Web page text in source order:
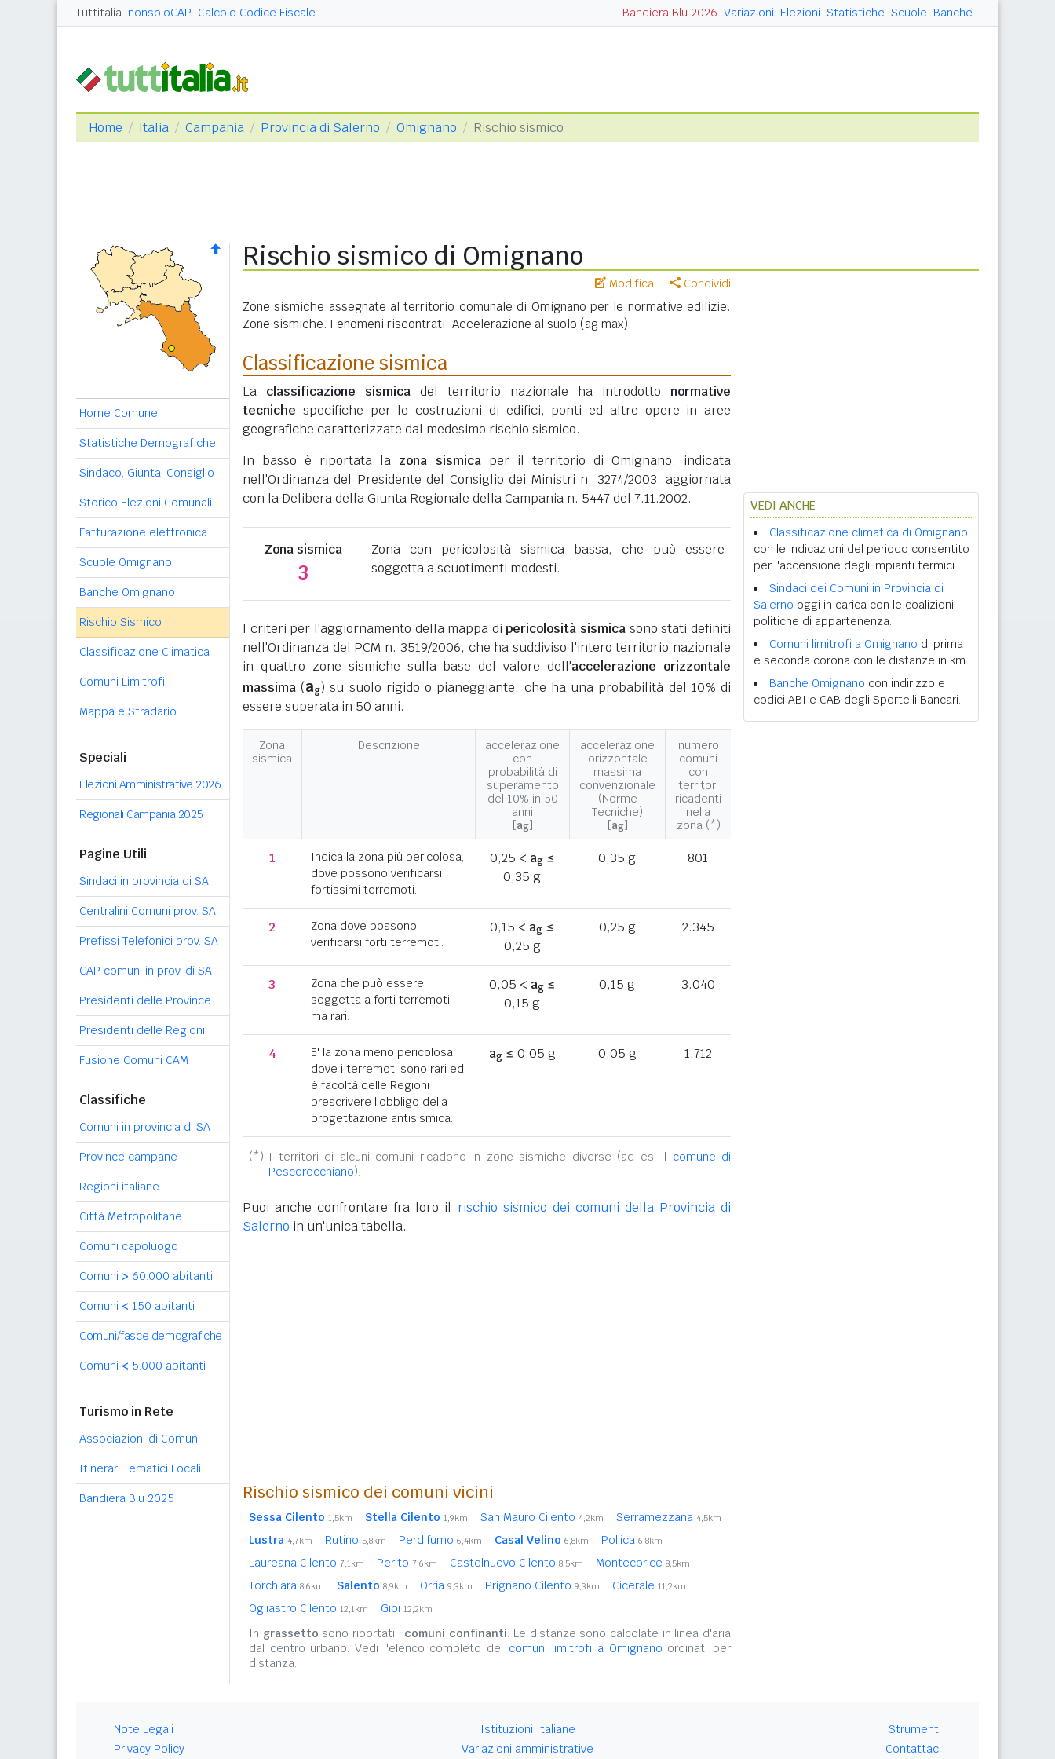
Tuttitalia nonsoloCAP Calcolo Codice Fiscale Bandiera Blu 2026 Variazioni Elezioni Statistiche Scuole Banche
Home Italia Campania Provincia di Salerno Omignano Rischio sismico
Home Comune
Statistiche Demografiche
Sindaco, Giunta, Consiglio
Storico Elezioni Comunali
Fatturazione elettronica
Scuole Omignano
Banche Omignano
Rischio Sismico
Classificazione Climatica
Comuni Limitrofi
Mappa e Stradario
Speciali
Elezioni Amministrative 2026
Regionali Campania 2025
Pagine Utili
Sindaci in provincia di SA
Centralini Comuni prov. SA
Prefissi Telefonici prov. SA
CAP comuni in prov. di SA
Presidenti delle Province
Presidenti delle Regioni
Fusione Comuni CAM
Classifiche
Comuni in provincia di SA
Province campane
Regioni italiane
Città Metropolitane
Comuni capoluogo
Comuni > 60.000 abitanti
Comuni < 150 abitanti
Comuni/fasce demografiche
Comuni < 5.000 abitanti
Turismo in Rete
Associazioni di Comuni
Itinerari Tematici Locali
Bandiera Blu 2025
Rischio sismico di Omignano
Modifica Condividi
Zone sismiche assegnate al territorio comunale di Omignano per le normative edilizie.
Zone sismiche. Fenomeni riscontrati. Accelerazione al suolo (ag max).
Classificazione sismica
La classificazione sismica del territorio nazionale ha introdotto normative
tecniche specifiche per le costruzioni di edifici, ponti ed altre opere in aree
geografiche caratterizzate dal medesimo rischio sismico.
In basso è riportata la zona sismicaper il territorio di Omignano, indicata
nell'Ordinanza del Presidente del Consiglio dei Ministri n. 3274/2003, aggiornata
con la Delibera della Giunta Regionale della Campania n. 5447 del 7.11.2002.
Zona sismica
3
Zona con pericolosità sismica bassa, che può essere
soggetta a scuotimenti modesti.
I criteri per l'aggiornamento della mappa dipericolosità sismica sono stati definiti
nell'Ordinanza del PCM n. 3519/2006, che ha suddiviso l'intero territorio nazionale
in quattro zone sismiche sulla base del valore dell'accelerazione orizzontale
massima (ag) su suolo rigido o pianeggiante, che ha una probabilità del 10% di
essere superata in 50 anni.
Zona
sismica
Descrizione
accelerazione
con
probabilità di
superamento
del 10% in 50
anni
[ag]
accelerazione
orizzontale
massima
convenzionale
(Norme
Tecniche)
[ag]
numero
comuni
con
territori
ricadenti
nella
zona (*)
1
Indica la zona più pericolosa,
dove possono verificarsi
fortissimi terremoti.
0,25 < ag≤
0,35 g
0,35 g 801
2
Zona dove possono
verificarsi forti terremoti.
0,15 < ag ≤
0,25 g
0,25 g 2.345
3
Zona che può essere
soggetta a forti terremoti
ma rari.
0,05 < ag≤
0,15 g
0,15 g 3.040
4
E' la zona meno pericolosa,
dove i terremoti sono rari ed
è facoltà delle Regioni
prescrivere l’obbligo della
progettazione antisismica.
ag≤ 0,05 g 0,05 g 1.712
(*): I territori di alcuni comuni ricadono in zone sismiche diverse (ad es. il comune di
Pescorocchiano).
Puoi anche confrontare fra loro il rischio sismico dei comuni della Provincia di
Salerno in un'unica tabella.
Rischio sismico dei comuni vicini
Sessa Cilento 1,5km Stella Cilento 1,9km San Mauro Cilento 4,2km Serramezzana 4,5km
Lustra 4,7km Rutino 5,8km Perdifumo 6,4km Casal Velino 6,8km Pollica 6,8km
Laureana Cilento 7,1km Perito 7,6km Castelnuovo Cilento 8,5km Montecorice 8,5km
Torchiara 8,6km Salento 8,9km Orria 9,3km Prignano Cilento 9,3km Cicerale 11,2km
Ogliastro Cilento 12,1km Gioi 12,2km
In grassetto sono riportati i comuni confinanti. Le distanze sono calcolate in linea d'aria
dal centro urbano. Vedi l'elenco completo dei comuni limitrofi a Omignano ordinati per
distanza.
VEDI ANCHE
Classificazione climatica di Omignano
con le indicazioni del periodo consentito
per l'accensione degli impianti termici.
Sindaci dei Comuni in Provincia di
Salerno oggi in carica con le coalizioni
politiche di appartenenza.
Comuni limitrofi a Omignano di prima
e seconda corona con le distanze in km.
Banche Omignano con indirizzo e
codici ABI e CAB degli Sportelli Bancari.
Note Legali
Privacy Policy
Istituzioni Italiane
Variazioni amministrative
Strumenti
Contattaci